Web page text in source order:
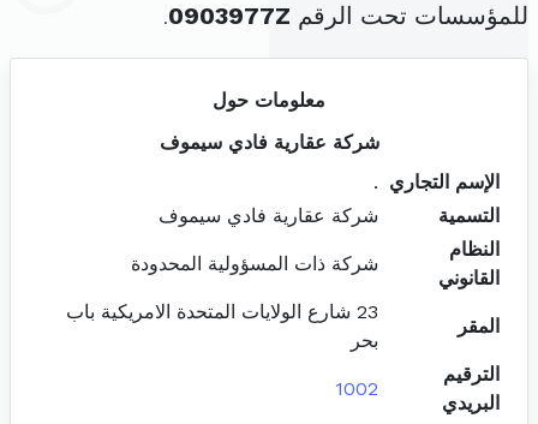
للمؤسسات تحت الرقم 0903977Z
.
معلومات حول
شركة عقارية فادي سيموف
الإسم التجاري .
التسمية
شركة عقارية فادي سيموف
النظام
القانوني
شركة ذات المسؤولية المحدودة
المقر
23 شارع الولايات المتحدة الامريكية باب
بحر
الترقيم
البريدي
1002